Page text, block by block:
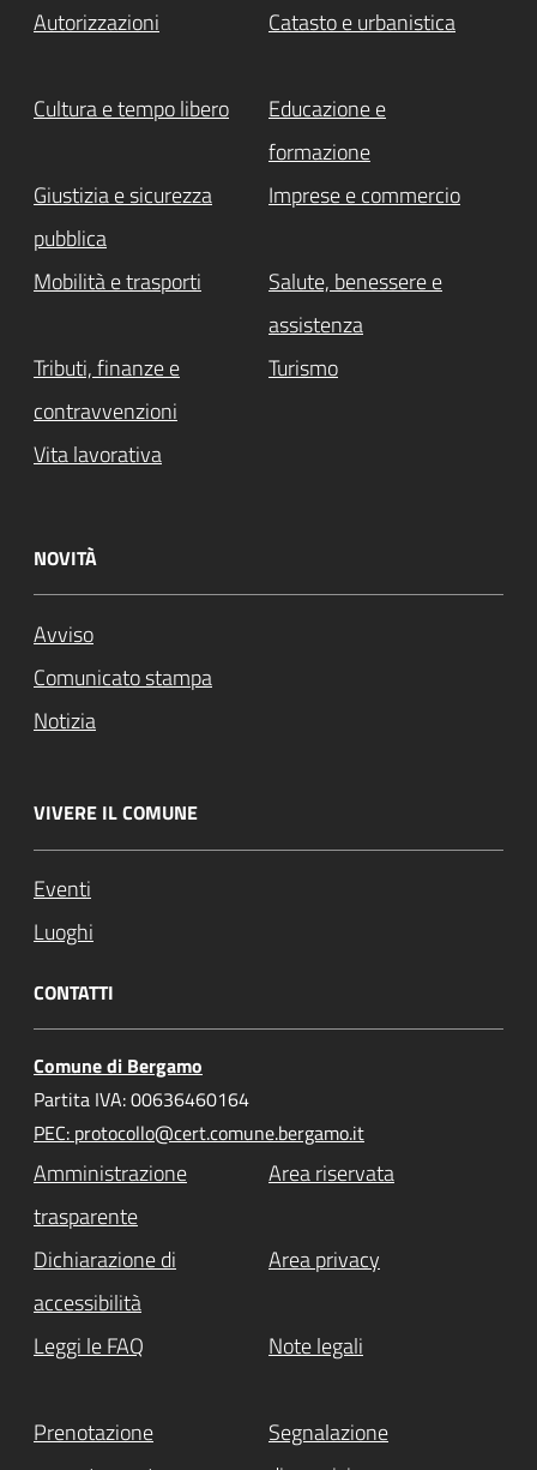
Autorizzazioni Catasto e urbanistica
Cultura e tempo libero
Educazione e
formazione
Giustizia e sicurezza
pubblica
Imprese e commercio
Mobilità e trasporti
Salute, benessere e
assistenza
Tributi, finanze e
contravvenzioni
Turismo
Vita lavorativa
NOVITÀ
Avviso
Comunicato stampa
Notizia
VIVERE IL COMUNE
Eventi
Luoghi
CONTATTI
Comune di Bergamo
Partita IVA: 00636460164
PEC: protocollo@cert.comune.bergamo.it
Amministrazione
trasparente
Area riservata
Dichiarazione di
accessibilità
Area privacy
Leggi le FAQ Note legali
Prenotazione
Segnalazione